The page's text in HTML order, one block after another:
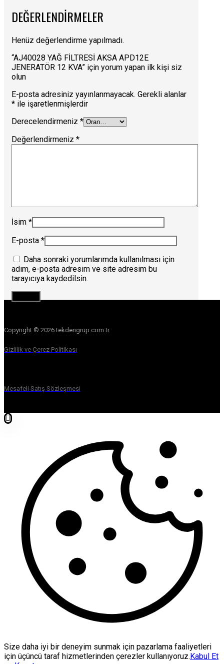
DEĞERLENDIRMELER
Henüz değerlendirme yapılmadı.
“AJ40028 YAĞ FİLTRESİ AKSA APD12E
JENERATÖR 12 KVA” için yorum yapan ilk kişi siz
olun
E-posta adresiniz yayınlanmayacak. Gerekli alanlar
* ile işaretlenmişlerdir
Derecelendirmeniz *
Değerlendirmeniz *
İsim *
E-posta *
Daha sonraki yorumlarımda kullanılması için
adım, e-posta adresim ve site adresim bu
tarayıcıya kaydedilsin.
Copyright © 2026 tekdengrup.com.tr
Gizlilik ve Çerez Politikası
Mesafeli Satış Sözleşmesi
Size daha iyi bir deneyim sunmak için pazarlama faaliyetleri
için üçüncü taraf hizmetlerinden çerezler kullanıyoruz. Kabul Et